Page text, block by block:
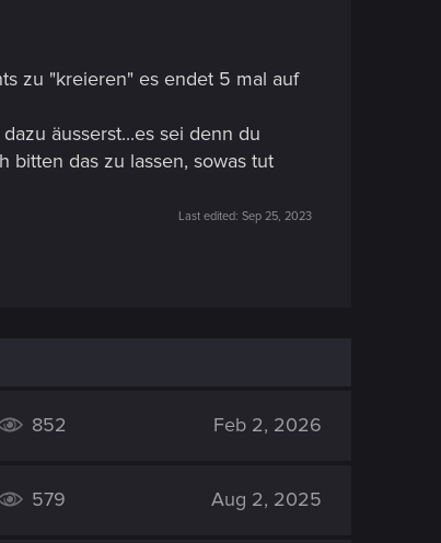
zu "kreieren" es endet 5 mal auf
äusserst...es sei denn du
bitten das zu lassen, sowas tut
Last edited: Sep 25, 2023
852 Feb 2, 2026
579 Aug 2, 2025